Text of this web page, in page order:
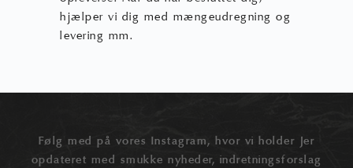
hjælper vi dig med mængeudregning og
levering mm.
Følg med på vores Instagram, hvor vi holder Jer
opdateret med smukke nyheder, indretningsforslag